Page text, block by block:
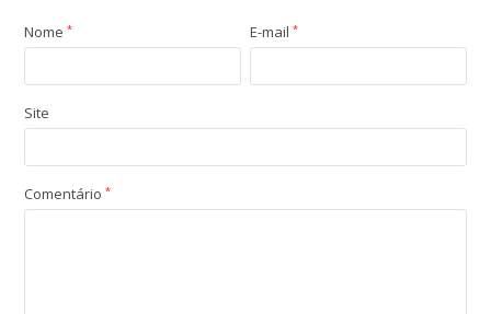
Nome* E-mail*
Site
Comentário*